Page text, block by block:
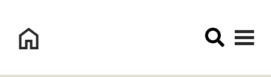
Logo Sorsele Webbportal